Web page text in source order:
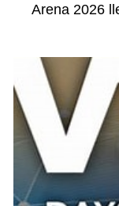
Arena 2026